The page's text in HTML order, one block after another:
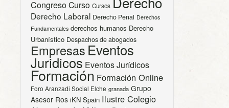
CongresoCurso Cursos
Derecho Laboral Derecho Penal Derechos
Fundamentales derechos humanos Derecho
Urbanístico Despachos de abogados
Empresas Eventos
Juridicos Eventos Jurídicos
Formación Formación Online
Foro Aranzadi Social Elche granada Grupo
Asesor Ros iKN Spain Ilustre Colegio